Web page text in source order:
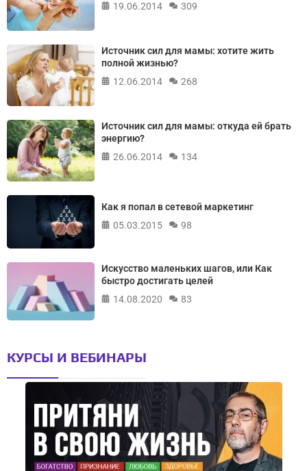
19.06.2014
309
Источник сил для мамы: хотите жить
полной жизнью?
12.06.2014
268
Источник сил для мамы: откуда ей брать
энергию?
26.06.2014
134
Как я попал в сетевой маркетинг
05.03.2015
98
Искусство маленьких шагов, или Как
быстро достигать целей
14.08.2020
83
КУРСЫ И ВЕБИНАРЫ